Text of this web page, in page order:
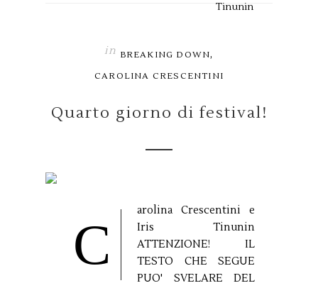
Tinunin
in BREAKING DOWN,
CAROLINA CRESCENTINI
Quarto giorno di festival!
C
arolina Crescentini e
Iris Tinunin
ATTENZIONE! IL
TESTO CHE SEGUE
PUO' SVELARE DEL